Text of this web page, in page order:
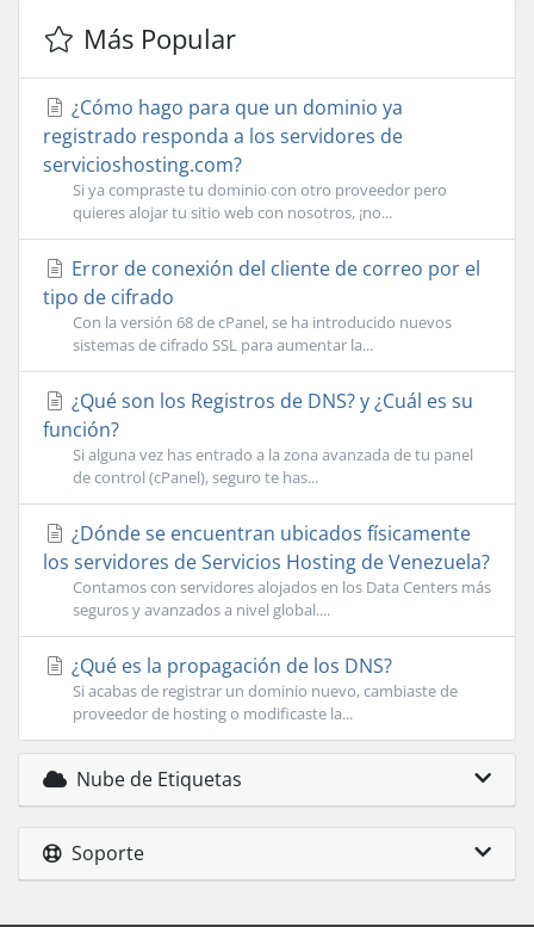
Más Popular
¿Cómo hago para que un dominio ya
registrado responda a los servidores de
servicioshosting.com?
Si ya compraste tu dominio con otro proveedor pero
quieres alojar tu sitio web con nosotros, ¡no...
Error de conexión del cliente de correo por el
tipo de cifrado
Con la versión 68 de cPanel, se ha introducido nuevos
sistemas de cifrado SSL para aumentar la...
¿Qué son los Registros de DNS? y ¿Cuál es su
función?
Si alguna vez has entrado a la zona avanzada de tu panel
de control (cPanel), seguro te has...
¿Dónde se encuentran ubicados fí­sicamente
los servidores de Servicios Hosting de Venezuela?
Contamos con servidores alojados en los Data Centers más
seguros y avanzados a nivel global....
¿Qué es la propagación de los DNS?
Si acabas de registrar un dominio nuevo, cambiaste de
proveedor de hosting o modificaste la...
Nube de Etiquetas
Soporte